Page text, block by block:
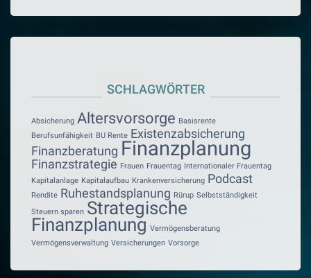
SCHLAGWÖRTER
Absicherung Altersvorsorge Basisrente
Berufsunfähigkeit BU Rente Existenzabsicherung
Finanzberatung Finanzplanung
Finanzstrategie Frauen Frauentag Internationaler Frauentag
Kapitalanlage Kapitalaufbau Krankenversicherung Podcast
Rendite Ruhestandsplanung Rürup Selbstständigkeit
Steuern sparen Strategische
Finanzplanung Vermögensberatung
Vermögensverwaltung Versicherungen Vorsorge